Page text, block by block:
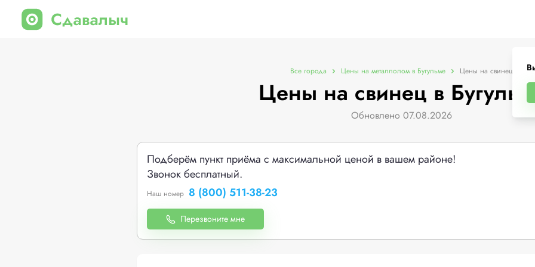
Все города Цены на металлолом в Бугульме Цены на свинец
Цены на свинец в
Обновлено 07.08.2026
Подберём пункт приёма с максимальной ценой в вашем районе!
Звонок бесплатный.
Наш номер 8 (800) 511-38-23
Перезвоните мне